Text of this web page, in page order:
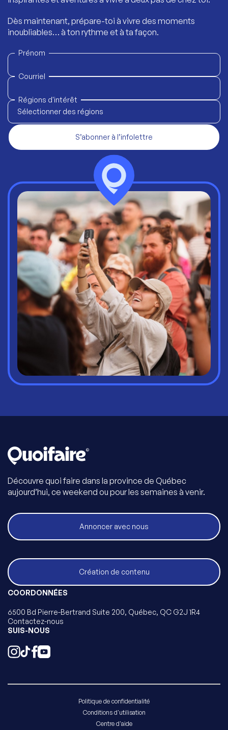
Dès maintenant, prépare-toi à vivre des moments
inoubliables… à ton rythme et à ta façon.
Prénom
Courriel
Régions d'intérêt
Sélectionner des régions
S’abonner à l’infolettre
Découvre quoi faire dans la province de Québec
aujourd’hui, ce weekend ou pour les semaines à venir.
Annoncer avec nous
Création de contenu
COORDONNÉES
6500 Bd Pierre-Bertrand Suite 200, Québec, QC G2J 1R4
Contactez-nous
SUIS-NOUS
Politique de confidentialité
Conditions d'utilisation
Centre d'aide